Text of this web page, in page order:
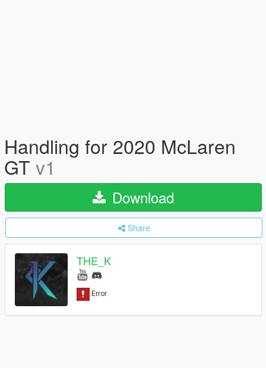
Handling for 2020 McLaren
GT v1
Download
Share
THE_K